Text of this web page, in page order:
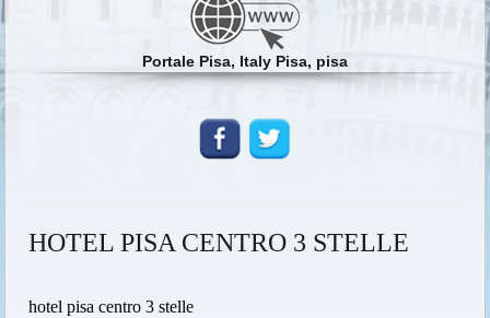
Portale Pisa, Italy Pisa, pisa
HOTEL PISA CENTRO 3 STELLE
hotel pisa centro 3 stelle